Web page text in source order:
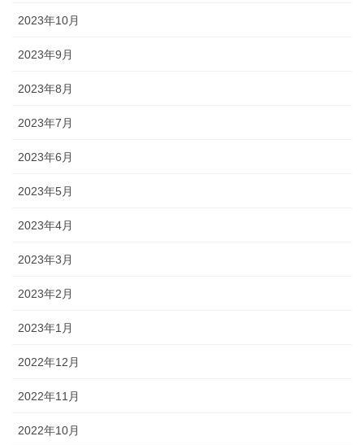
2023年10月
2023年9月
2023年8月
2023年7月
2023年6月
2023年5月
2023年4月
2023年3月
2023年2月
2023年1月
2022年12月
2022年11月
2022年10月